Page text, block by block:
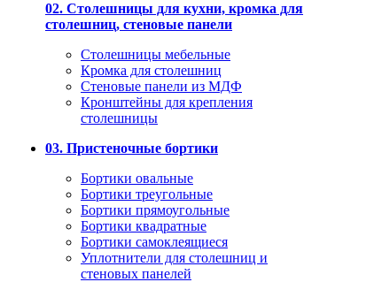
02. Столешницы для кухни, кромка для
столешниц, стеновые панели
Столешницы мебельные
Кромка для столешниц
Стеновые панели из МДФ
Кронштейны для крепления
столешницы
03. Пристеночные бортики
Бортики овальные
Бортики треугольные
Бортики прямоугольные
Бортики квадратные
Бортики самоклеящиеся
Уплотнители для столешниц и
стеновых панелей